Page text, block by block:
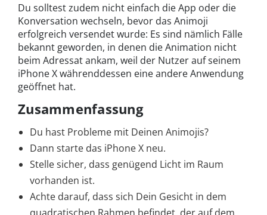
Du solltest zudem nicht einfach die App oder die
Konversation wechseln, bevor das Animoji
erfolgreich versendet wurde: Es sind nämlich Fälle
bekannt geworden, in denen die Animation nicht
beim Adressat ankam, weil der Nutzer auf seinem
iPhone X währenddessen eine andere Anwendung
geöffnet hat.
Zusammenfassung
Du hast Probleme mit Deinen Animojis?
Dann starte das iPhone X neu.
Stelle sicher, dass genügend Licht im Raum
vorhanden ist.
Achte darauf, dass sich Dein Gesicht in dem